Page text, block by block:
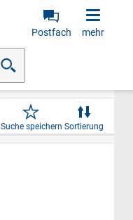
Postfach mehr
Suche speichern Sortierung